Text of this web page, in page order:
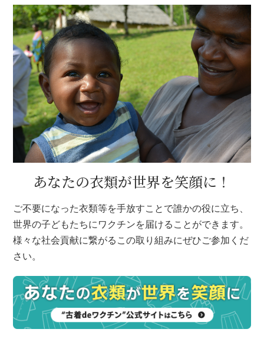
あなたの衣類が世界を笑顔に！
ご不要になった衣類等を手放すことで誰かの役に立ち、
世界の子どもたちにワクチンを届けることができます。
様々な社会貢献に繋がるこの取り組みにぜひご参加くだ
さい。